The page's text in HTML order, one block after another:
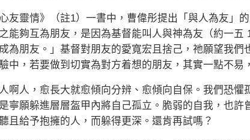
靈情》（註1）一書中，曹偉彤提出「與人為友」的
能夠互為朋友，是因為基督能叫人與神為友（約一
為朋友。」基督對朋友的愛寬宏且捨己，祂願望我們
中，若要做到切實為對方着想的朋友，其實一點不易
人，愈長大就愈傾向分辨、愈傾向自保。我們恐懼
寧願躲進層層盔甲內將自己孤立。脆弱的自我，也許
且給予抱擁的人，而躲得更深。還肯再試嗎？